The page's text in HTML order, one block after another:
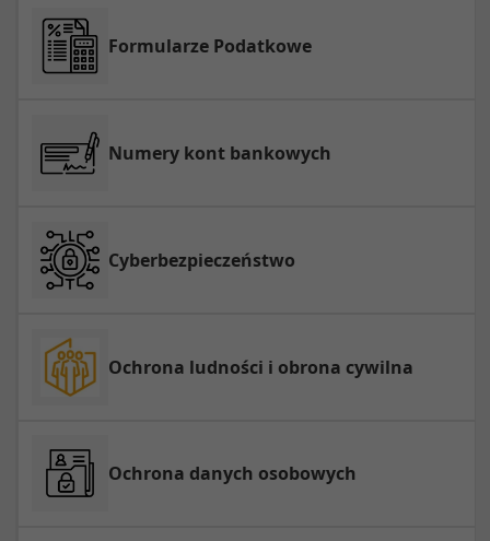
Formularze Podatkowe
Numery kont bankowych
Cyberbezpieczeństwo
Ochrona ludności i obrona cywilna
Ochrona danych osobowych